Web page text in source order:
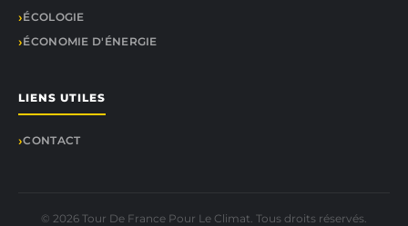
ÉCOLOGIE
ÉCONOMIE D'ÉNERGIE
LIENS UTILES
CONTACT
© 2026 Tour De France Pour Le Climat. Tous droits réservés.